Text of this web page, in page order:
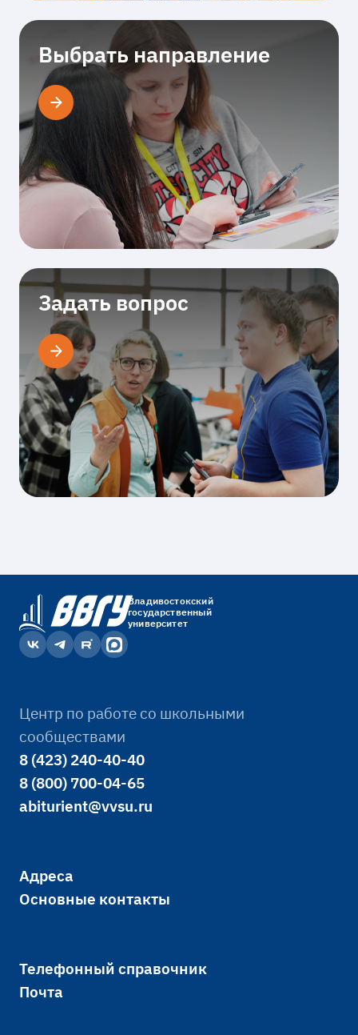
Выбрать направление
Задать вопрос
Владивостокский
государственный
университет
Центр по работе со школьными
сообществами
8 (423) 240-40-40
8 (800) 700-04-65
abiturient@vvsu.ru
Адреса
Основные контакты
Телефонный справочник
Почта